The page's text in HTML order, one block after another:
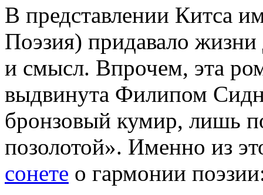
В представлении Китса
Поэзия) придавало
и смысл. Впрочем, эта
выдвинута Филипом
бронзовый кумир, лишь
позолотой». Именно из
сонете о гармонии